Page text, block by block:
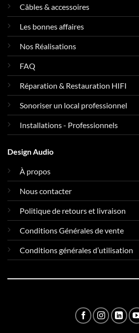
Câbles & accessoires
Les bonnes affaires
Nos Réalisations
FAQ
Réparation & Restauration HIFI
Sonoriser un local professionnel
Installations - Professionnels
Design Audio
À propos
Nous contacter
Politique de retours et livraison
Conditions Générales de vente
Conditions générales d’utilisation